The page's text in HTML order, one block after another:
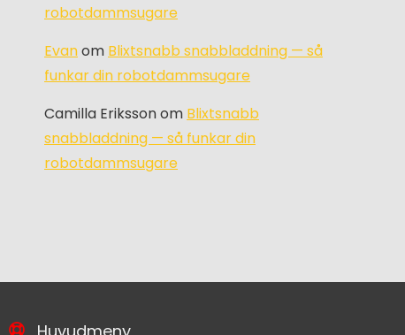
robotdammsugare
Evanom Blixtsnabb snabbladdning — så
funkar din robotdammsugare
Camilla Erikssonom Blixtsnabb
snabbladdning — så funkar din
robotdammsugare